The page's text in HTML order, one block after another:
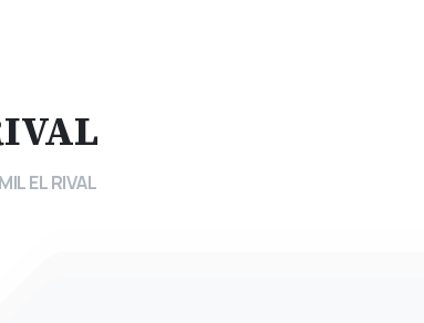
EL RIVAL